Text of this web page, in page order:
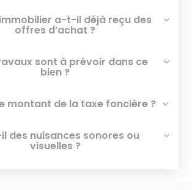
a-t-il déjà reçu des
offres d’achat ?
sont à prévoir dans ce
bien ?
montant de la taxe foncière ?
des nuisances sonores ou
visuelles ?